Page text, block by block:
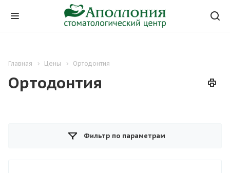
Главная Цены Ортодонтия
Ортодонтия
Фильтр по параметрам